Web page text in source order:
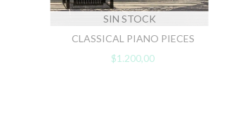
SIN STOCK
CLASSICAL PIANO PIECES
$1.200,00